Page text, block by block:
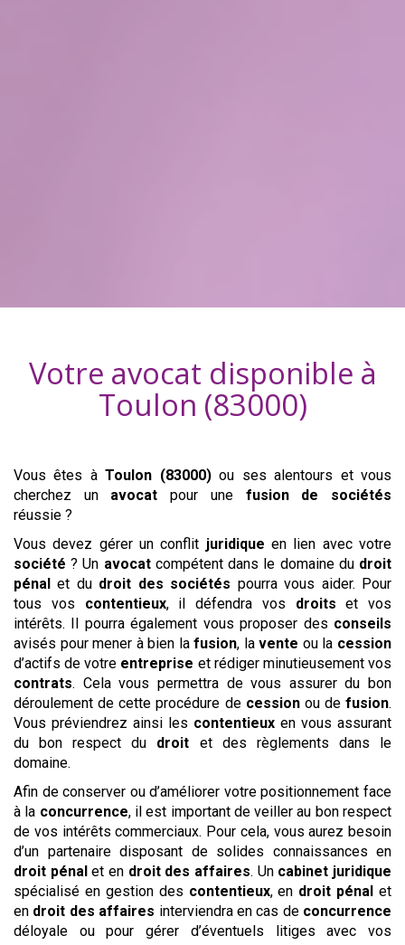
Votre avocat disponible à
Toulon (83000)
Vous êtes àToulon (83000)ou ses alentours et vous
cherchez unavocat pour unefusion de sociétés
réussie ?
Vous devez gérer un conflit juridique en lien avec votre
société ? Un avocatcompétent dans le domaine du droit
pénal et du droit des sociétés pourra vous aider. Pour
tous vos contentieux, il défendra vos droits et vos
intérêts. Il pourra également vous proposer des conseils
avisés pour mener à bien lafusion, lavente ou la cession
d’actifs de votre entreprise et rédiger minutieusement vos
contrats. Cela vous permettra de vous assurer du bon
déroulement de cette procédure de cessionou de fusion.
Vous préviendrez ainsi les contentieux en vous assurant
du bon respect du droit et des règlements dans le
domaine.
Afin de conserver ou d’améliorer votre positionnement face
à la concurrence, il est important de veiller au bon respect
de vos intérêts commerciaux. Pour cela, vous aurez besoin
d’un partenaire disposant de solides connaissances en
droit pénalet en droit des affaires. Un cabinet juridique
spécialisé en gestion des contentieux, en droit pénal et
en droit des affaires interviendra en cas de concurrence
déloyale ou pour gérer d’éventuels litiges avec vos